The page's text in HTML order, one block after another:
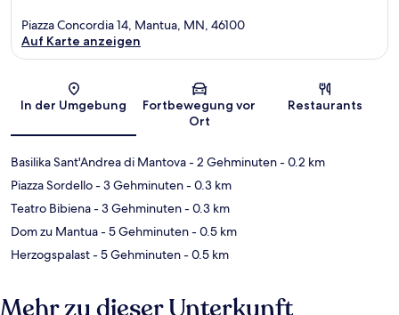
Karte
Piazza Concordia 14, Mantua, MN, 46100
Auf Karte anzeigen
In der Umgebung
Fortbewegung vor
Ort
Restaurants
Basilika Sant'Andrea di Mantova- 2 Gehminuten- 0.2 km
Piazza Sordello- 3 Gehminuten- 0.3 km
Teatro Bibiena- 3 Gehminuten- 0.3 km
Dom zu Mantua- 5 Gehminuten- 0.5 km
Herzogspalast- 5 Gehminuten- 0.5 km